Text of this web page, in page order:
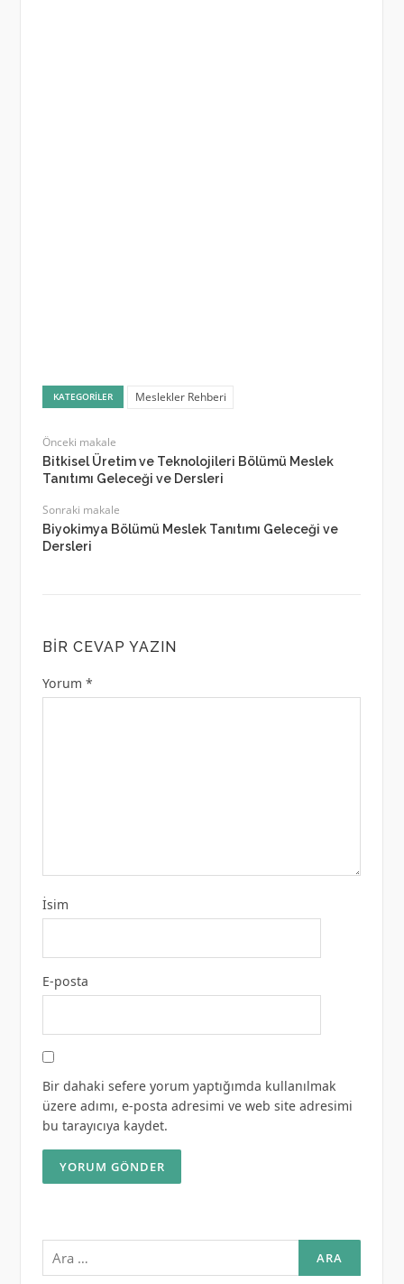
KATEGORILER Meslekler Rehberi
Önceki makale
Bitkisel Üretim ve Teknolojileri Bölümü Meslek
Tanıtımı Geleceği ve Dersleri
Sonraki makale
Biyokimya Bölümü Meslek Tanıtımı Geleceği ve
Dersleri
BIR CEVAP YAZIN
Yorum *
İsim
E-posta
Bir dahaki sefere yorum yaptığımda kullanılmak
üzere adımı, e-posta adresimi ve web site adresimi
bu tarayıcıya kaydet.
Arama: